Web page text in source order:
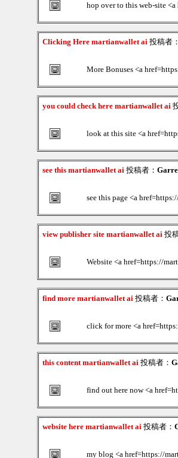
hop over to this web-site
Clicking Here martianwallet ai投稿者：
More Bonuses <a
you could check here martianwallet ai
look at this site <a
see this martianwallet ai投稿者：
see this page <a
view publisher site martianwallet ai投
Website <a href=https://
find more martianwallet ai投稿者：
click for more <a
this content martianwallet ai投稿者：
find out here now <a
website here martianwallet ai投稿者：
my blog <a href=https://